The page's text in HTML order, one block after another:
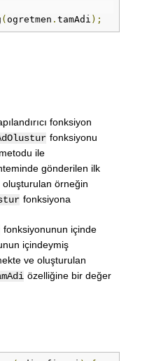
( ogretmen . tamAdi );
fonksiyon
fonksiyonu
metodu ile
gönderilen ilk
, oluşturulan örneğin
fonksiyona
fonksiyonunun içinde
içindeymiş
ve oluşturulan
özelliğine bir değer